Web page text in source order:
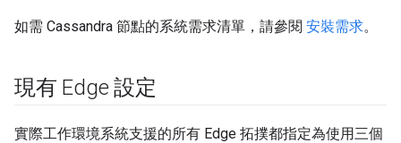
如需 Cassandra 節點的系統需求清單，請參閱 安裝需求。
現有 Edge 設定
實際工作環境系統支援的所有 Edge 拓撲都指定為使用三個